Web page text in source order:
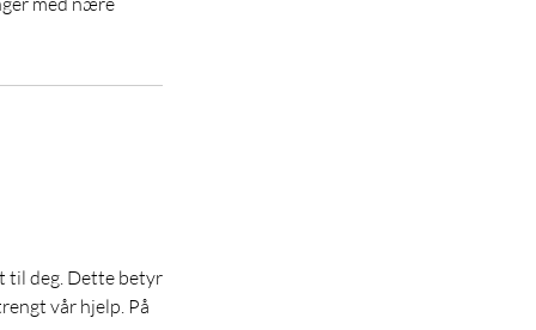
til deg. Dette betyr
vår hjelp. På